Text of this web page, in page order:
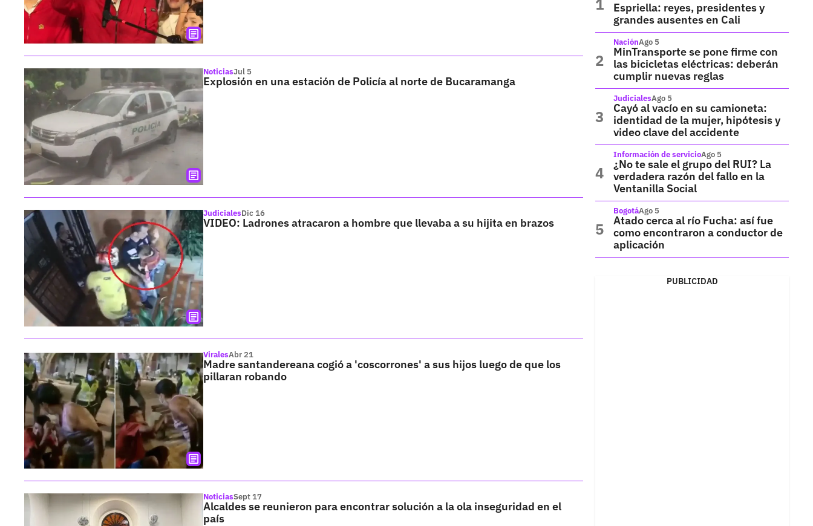
NoticiasJul 5
Explosión en una estación de Policía al norte de Bucaramanga
JudicialesDic 16
VIDEO: Ladrones atracaron a hombre que llevaba a su hijita en brazos
ViralesAbr 21
Madre santandereana cogió a 'coscorrones' a sus hijos luego de que los
pillaran robando
NoticiasSept 17
Alcaldes se reunieron para encontrar solución a la ola inseguridad en el
país
Espriella: reyes, presidentes y
grandes ausentes en Cali
NaciónAgo 5
MinTransporte se pone firme con
las bicicletas eléctricas: deberán
cumplir nuevas reglas
JudicialesAgo 5
Cayó al vacío en su camioneta:
identidad de la mujer, hipótesis y
video clave del accidente
Información de servicioAgo 5
¿No te sale el grupo del RUI? La
verdadera razón del fallo en la
Ventanilla Social
BogotáAgo 5
Atado cerca al río Fucha: así fue
como encontraron a conductor de
aplicación
PUBLICIDAD